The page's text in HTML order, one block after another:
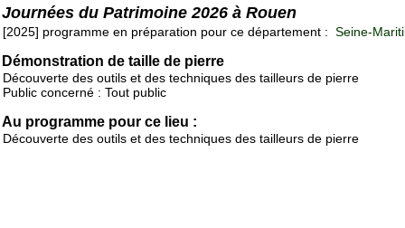
Journées du Patrimoine 2026 à Rouen
[2025] programme en préparation pour ce département : Seine-
Démonstration de taille de pierre
Découverte des outils et des techniques des tailleurs de pierre
Public concerné : Tout public
Au programme pour ce lieu :
Découverte des outils et des techniques des tailleurs de pierre